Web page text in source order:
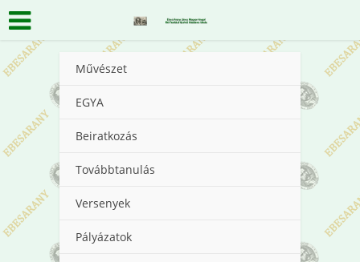
Művészet
EGYA
Beiratkozás
Továbbtanulás
Versenyek
Pályázatok